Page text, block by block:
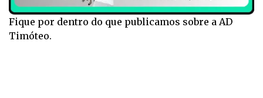
Fique por dentro do que publicamos sobre a AD
Timóteo.